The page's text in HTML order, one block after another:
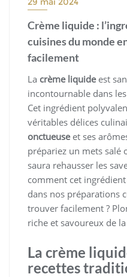
Crème liquide :
cuisines du monde
facilement
La crème liquideest
incontournable dans
Cet ingrédient
véritables délices
onctueuseet ses
prépariez un mets salé
saura rehausser les
comment cet
dans nos préparations
trouver facilement ?
riche et savoureux de
La crème
recettes